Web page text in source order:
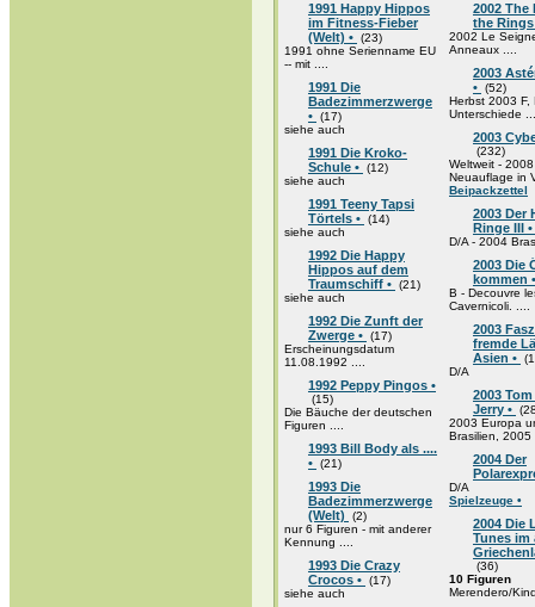
1991 Happy Hippos
im Fitness-Fieber
(Welt) • (23)
1991 ohne Serienname EU
-- mit ....
1991 Die
Badezimmerzwerge
• (17)
siehe auch
1991 Die Kroko-
Schule • (12)
siehe auch
1991 Teeny Tapsi
Törtels • (14)
siehe auch
1992 Die Happy
Hippos auf dem
Traumschiff • (21)
siehe auch
1992 Die Zunft der
Zwerge • (17)
Erscheinungsdatum
11.08.1992 ....
1992 Peppy Pingos •
(15)
Die Bäuche der deutschen
Figuren ....
1993 Bill Body als ....
• (21)
1993 Die
Badezimmerzwerge
(Welt)
(2)
nur 6 Figuren - mit anderer
Kennung ....
1993 Die Crazy
Crocos • (17)
siehe auch
2002 The
the
2002 Le
Anneaux ....
2003
• (52)
Herbst 2003 F,
Unterschiede
2003
(232)
Weltweit - 2008
Neuauflage in
Beipackzettel
2003 Der
Ringe III •
D/A - 2004
2003 Die
kommen
B - Decouvre
Cavernicoli. ....
2003
fremde
Asien •
D/A
2003
Jerry •
2003 Europa
Brasilien, 2005
2004 Der
D/A
Spielzeuge •
2004 Die
Tunes im
(36)
10 Figuren
Merendero/